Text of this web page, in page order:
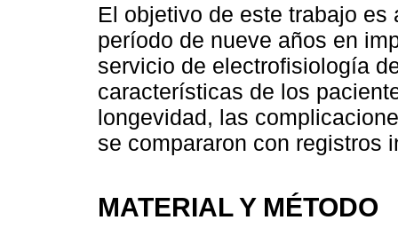
El objetivo de este trabajo
período de nueve años en
servicio de electrofisiología
características de los
longevidad, las
se compararon con registros
MATERIAL Y MÉTODO